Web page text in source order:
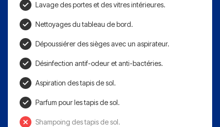
Lavage des portes et des vitres intérieures.
Nettoyages du tableau de bord.
Dépoussiérer des sièges avec un aspirateur.
Désinfection antif-odeur et anti-bactéries.
Aspiration des tapis de sol.
Parfum pour les tapis de sol.
Shampoing des tapis de sol.